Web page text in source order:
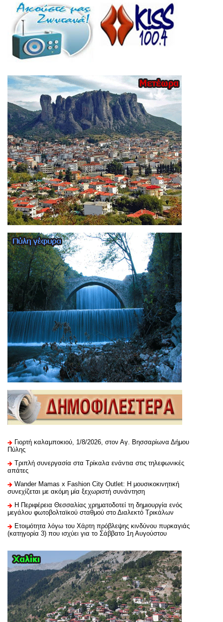
Γιορτή καλαμποκιού, 1/8/2026, στον Αγ. Βησσαρίωνα Δήμου
Πύλης
Τριπλή συνεργασία στα Τρίκαλα ενάντια στις τηλεφωνικές
απάτες
Wander Mamas x Fashion City Outlet: Η μουσικοκινητική
συνεχίζεται με ακόμη μία ξεχωριστή συνάντηση
H Περιφέρεια Θεσσαλίας χρηματοδοτεί τη δημιουργία ενός
μεγάλου φωτοβολταϊκού σταθμού στο Διαλεκτό Τρικάλων
Ετοιμότητα λόγω του Χάρτη πρόβλεψης κινδύνου πυρκαγιάς
(κατηγορία 3) που ισχύει για το Σάββατο 1η Αυγούστου